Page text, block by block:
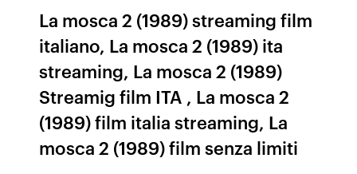
La mosca 2 (1989) streaming film
italiano, La mosca 2 (1989) ita
streaming, La mosca 2 (1989)
Streamig film ITA , La mosca 2
(1989) film italia streaming, La
mosca 2 (1989) film senza limiti